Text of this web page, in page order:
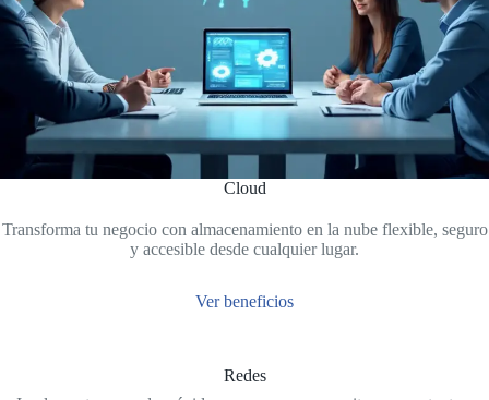
Cloud
Transforma tu negocio con almacenamiento en la nube flexible, seguro
y accesible desde cualquier lugar.
Ver beneficios
Redes